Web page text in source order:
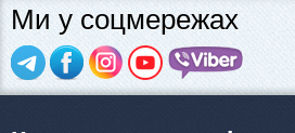
Ми у соцмережах